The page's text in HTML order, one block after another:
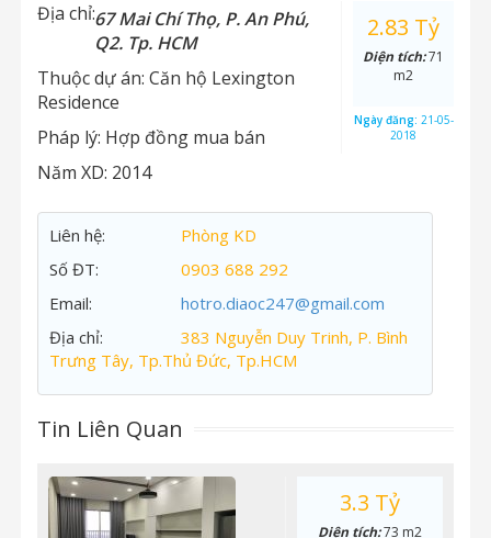
Địa chỉ:67 Mai Chí Thọ, P. An Phú,
Q2. Tp. HCM
Thuộc dự án: Căn hộ Lexington
Residence
Pháp lý: Hợp đồng mua bán
Năm XD: 2014
2.83 Tỷ
Diện tích:71
m2
Ngày đăng: 21-05-
2018
Liên hệ:
Phòng KD
Số ĐT:
0903 688 292
Email:
hotro.diaoc247@gmail.com
Địa chỉ:
383 Nguyễn Duy Trinh, P. Bình
Trưng Tây, Tp.Thủ Đức, Tp.HCM
Tin Liên Quan
3.3 Tỷ
Diện tích:73 m2